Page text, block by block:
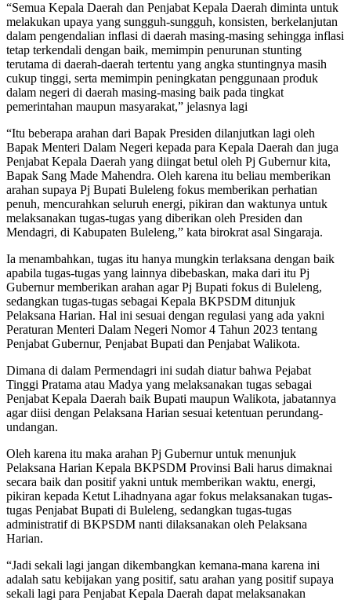
“Semua Kepala Daerah dan Penjabat Kepala Daerah diminta untuk
melakukan upaya yang sungguh-sungguh, konsisten, berkelanjutan
dalam pengendalian inflasi di daerah masing-masing sehingga inflasi
tetap terkendali dengan baik, memimpin penurunan stunting
terutama di daerah-daerah tertentu yang angka stuntingnya masih
cukup tinggi, serta memimpin peningkatan penggunaan produk
dalam negeri di daerah masing-masing baik pada tingkat
pemerintahan maupun masyarakat,” jelasnya lagi
“Itu beberapa arahan dari Bapak Presiden dilanjutkan lagi oleh
Bapak Menteri Dalam Negeri kepada para Kepala Daerah dan juga
Penjabat Kepala Daerah yang diingat betul oleh Pj Gubernur kita,
Bapak Sang Made Mahendra. Oleh karena itu beliau memberikan
arahan supaya Pj Bupati Buleleng fokus memberikan perhatian
penuh, mencurahkan seluruh energi, pikiran dan waktunya untuk
melaksanakan tugas-tugas yang diberikan oleh Presiden dan
Mendagri, di Kabupaten Buleleng,” kata birokrat asal Singaraja.
Ia menambahkan, tugas itu hanya mungkin terlaksana dengan baik
apabila tugas-tugas yang lainnya dibebaskan, maka dari itu Pj
Gubernur memberikan arahan agar Pj Bupati fokus di Buleleng,
sedangkan tugas-tugas sebagai Kepala BKPSDM ditunjuk
Pelaksana Harian. Hal ini sesuai dengan regulasi yang ada yakni
Peraturan Menteri Dalam Negeri Nomor 4 Tahun 2023 tentang
Penjabat Gubernur, Penjabat Bupati dan Penjabat Walikota.
Dimana di dalam Permendagri ini sudah diatur bahwa Pejabat
Tinggi Pratama atau Madya yang melaksanakan tugas sebagai
Penjabat Kepala Daerah baik Bupati maupun Walikota, jabatannya
agar diisi dengan Pelaksana Harian sesuai ketentuan perundang-
undangan.
Oleh karena itu maka arahan Pj Gubernur untuk menunjuk
Pelaksana Harian Kepala BKPSDM Provinsi Bali harus dimaknai
secara baik dan positif yakni untuk memberikan waktu, energi,
pikiran kepada Ketut Lihadnyana agar fokus melaksanakan tugas-
tugas Penjabat Bupati di Buleleng, sedangkan tugas-tugas
administratif di BKPSDM nanti dilaksanakan oleh Pelaksana
Harian.
“Jadi sekali lagi jangan dikembangkan kemana-mana karena ini
adalah satu kebijakan yang positif, satu arahan yang positif supaya
sekali lagi para Penjabat Kepala Daerah dapat melaksanakan